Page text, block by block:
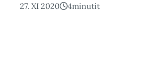
27. XI 2020 4minutit